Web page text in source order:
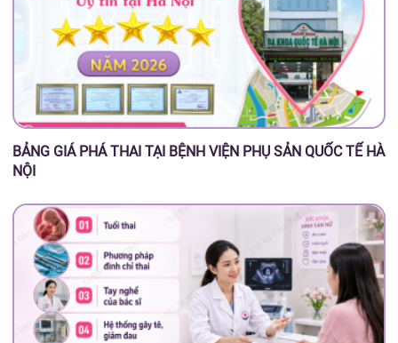
BẢNG GIÁ PHÁ THAI TẠI BỆNH VIỆN PHỤ SẢN QUỐC TẾ HÀ
NỘI